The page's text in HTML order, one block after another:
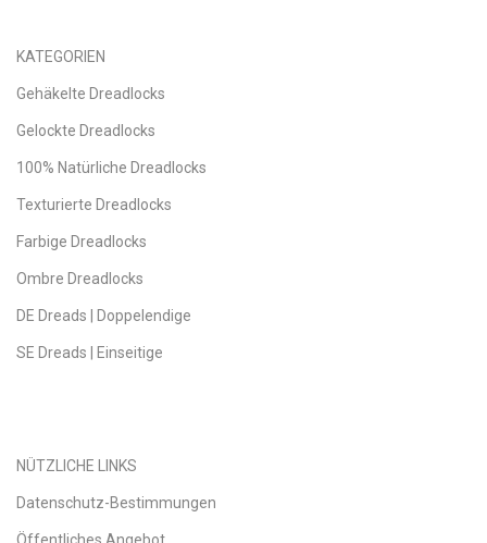
KATEGORIEN
Gehäkelte Dreadlocks
Gelockte Dreadlocks
100% Natürliche Dreadlocks
Texturierte Dreadlocks
Farbige Dreadlocks
Ombre Dreadlocks
DE Dreads | Doppelendige
SE Dreads | Einseitige
NÜTZLICHE LINKS
Datenschutz-Bestimmungen